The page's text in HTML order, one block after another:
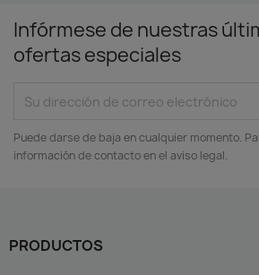
Infórmese de nuestras
ofertas especiales
Puede darse de baja en cualquier momento.
información de contacto en el aviso legal.
PRODUCTOS